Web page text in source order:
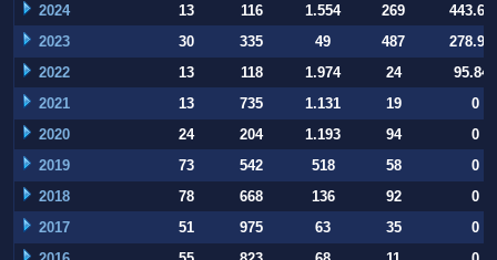
2024
13 116 1.554 269
2023
30 335 49 487
2022
13 118 1.974 24
95.847
2021
13 735 1.131 19
0
2020
24 204 1.193 94
0
2019
73 542 518 58
0
2018
78 668 136 92
0
2017
51 975 63 35
0